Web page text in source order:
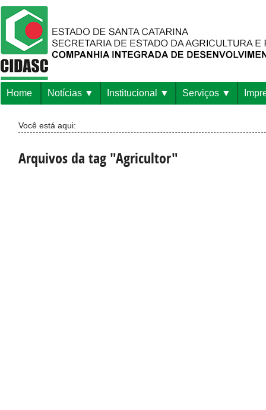
Home Notícias Institucional Serviços
Você está aqui:
Arquivos da tag "Agricultor"